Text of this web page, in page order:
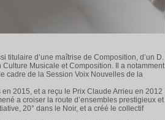
titulaire d’une maîtrise de Composition, d’un D.
Musicale et Composition. Il a notamment
cadre de la Session Voix Nouvelles de la
2015, et a reçu le Prix Claude Arrieu en 2012
a croiser la route d’ensembles prestigieux et
20° dans le Noir, et a créé le collectif